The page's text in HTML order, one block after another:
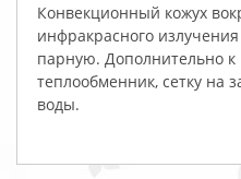
Конвекционный кожух
инфракрасного
парную. Дополнительно
теплообменник, сетку на
воды.